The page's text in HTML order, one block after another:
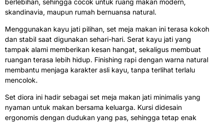
berlebihan, sehingga cocok untuk ruang makan modern,
skandinavia, maupun rumah bernuansa natural.
Menggunakan kayu jati pilihan, set meja makan ini terasa kokoh
dan stabil saat digunakan sehari-hari. Serat kayu jati yang
tampak alami memberikan kesan hangat, sekaligus membuat
ruangan terasa lebih hidup. Finishing rapi dengan warna natural
membantu menjaga karakter asli kayu, tanpa terlihat terlalu
mencolok.
Set diora ini hadir sebagai set meja makan jati minimalis yang
nyaman untuk makan bersama keluarga. Kursi didesain
ergonomis dengan dudukan yang pas, sehingga tetap enak